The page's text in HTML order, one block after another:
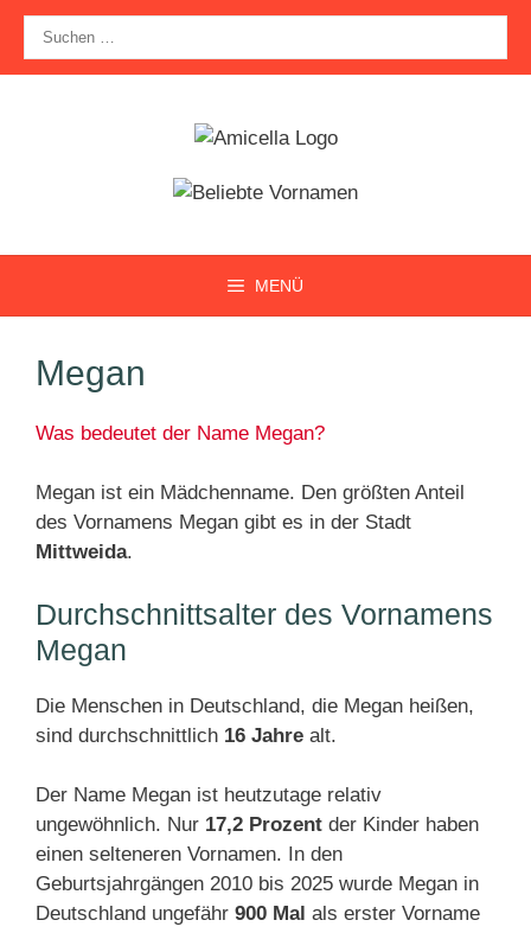
Zum
Inhalt
springen
nach:
MENÜ
Megan
Was bedeutet der Name Megan?
Megan ist ein Mädchenname. Den größten Anteil
des Vornamens Megan gibt es in der Stadt
Mittweida.
Durchschnittsalter des Vornamens
Megan
Die Menschen in Deutschland, die Megan heißen,
sind durchschnittlich 16 Jahre alt.
Der Name Megan ist heutzutage relativ
ungewöhnlich. Nur 17,2 Prozent der Kinder haben
einen selteneren Vornamen. In den
Geburtsjahrgängen 2010 bis 2025 wurde Megan in
Deutschland ungefähr 900 Mal als erster Vorname